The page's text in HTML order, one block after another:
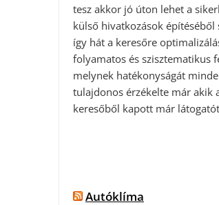
tesz akkor jó úton lehet a
külső hivatkozások építéséből
így hát a keresőre
folyamatos és szisztematikus
melynek hatékonyságát
tulajdonos érzékelte már akik
keresőből kapott már
Autóklíma